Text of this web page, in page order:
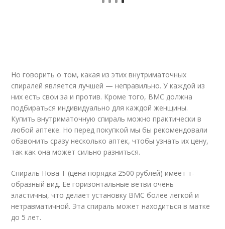
Но говорить о том, какая из этих внутриматочных
спиралей является лучшей — неправильно. У каждой из
них есть свои за и против. Кроме того, ВМС должна
подбираться индивидуально для каждой женщины.
Купить внутриматочную спираль можно практически в
любой аптеке. Но перед покупкой мы бы рекомендовали
обзвонить сразу несколько аптек, чтобы узнать их цену,
так как она может сильно разниться.
Спираль Нова Т (цена порядка 2500 рублей) имеет т-
образный вид. Ее горизонтальные ветви очень
эластичны, что делает установку ВМС более легкой и
нетравматичной. Эта спираль может находиться в матке
до 5 лет.